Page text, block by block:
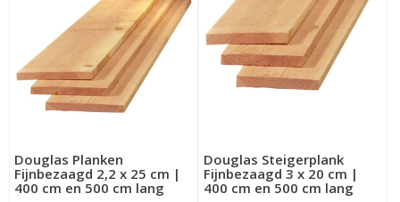
Douglas Planken
Fijnbezaagd 2,2 x 25 cm |
400 cm en 500 cm lang
Douglas Steigerplank
Fijnbezaagd 3 x 20 cm |
400 cm en 500 cm lang